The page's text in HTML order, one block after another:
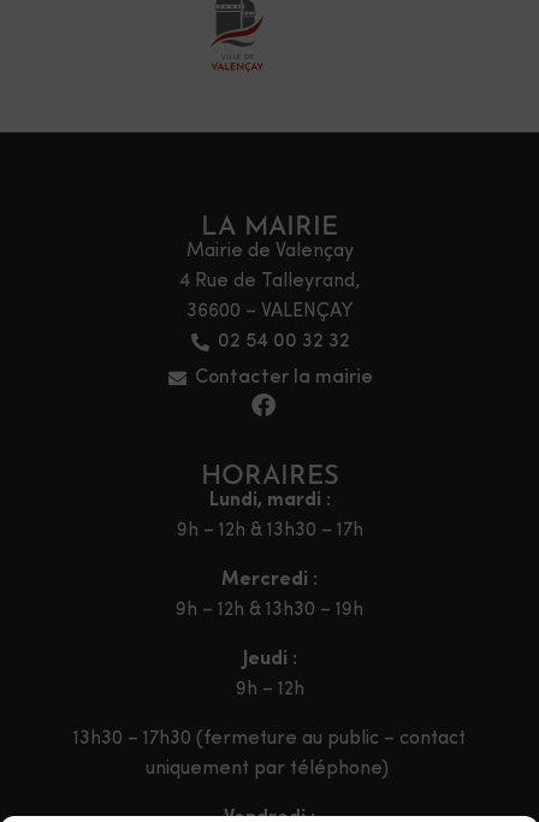
LA MAIRIE
Mairie de Valençay
4 Rue de Talleyrand,
36600 – VALENÇAY
02 54 00 32 32
Contacter la mairie
HORAIRES
Lundi, mardi :
9h – 12h & 13h30 – 17h
Mercredi :
9h – 12h & 13h30 – 19h
Jeudi :
9h – 12h
13h30 – 17h30 (fermeture au public – contact
uniquement par téléphone)